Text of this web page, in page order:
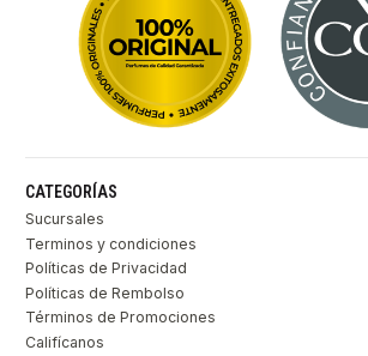
CATEGORÍAS
Sucursales
Terminos y condiciones
Políticas de Privacidad
Políticas de Rembolso
Términos de Promociones
Califícanos